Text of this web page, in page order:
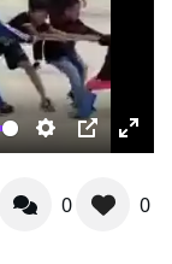
Settings
PIP
0 0